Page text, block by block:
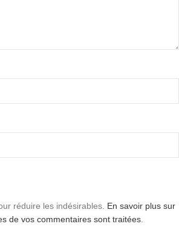
réduire les indésirables. En savoir plus sur
de vos commentaires sont traitées.